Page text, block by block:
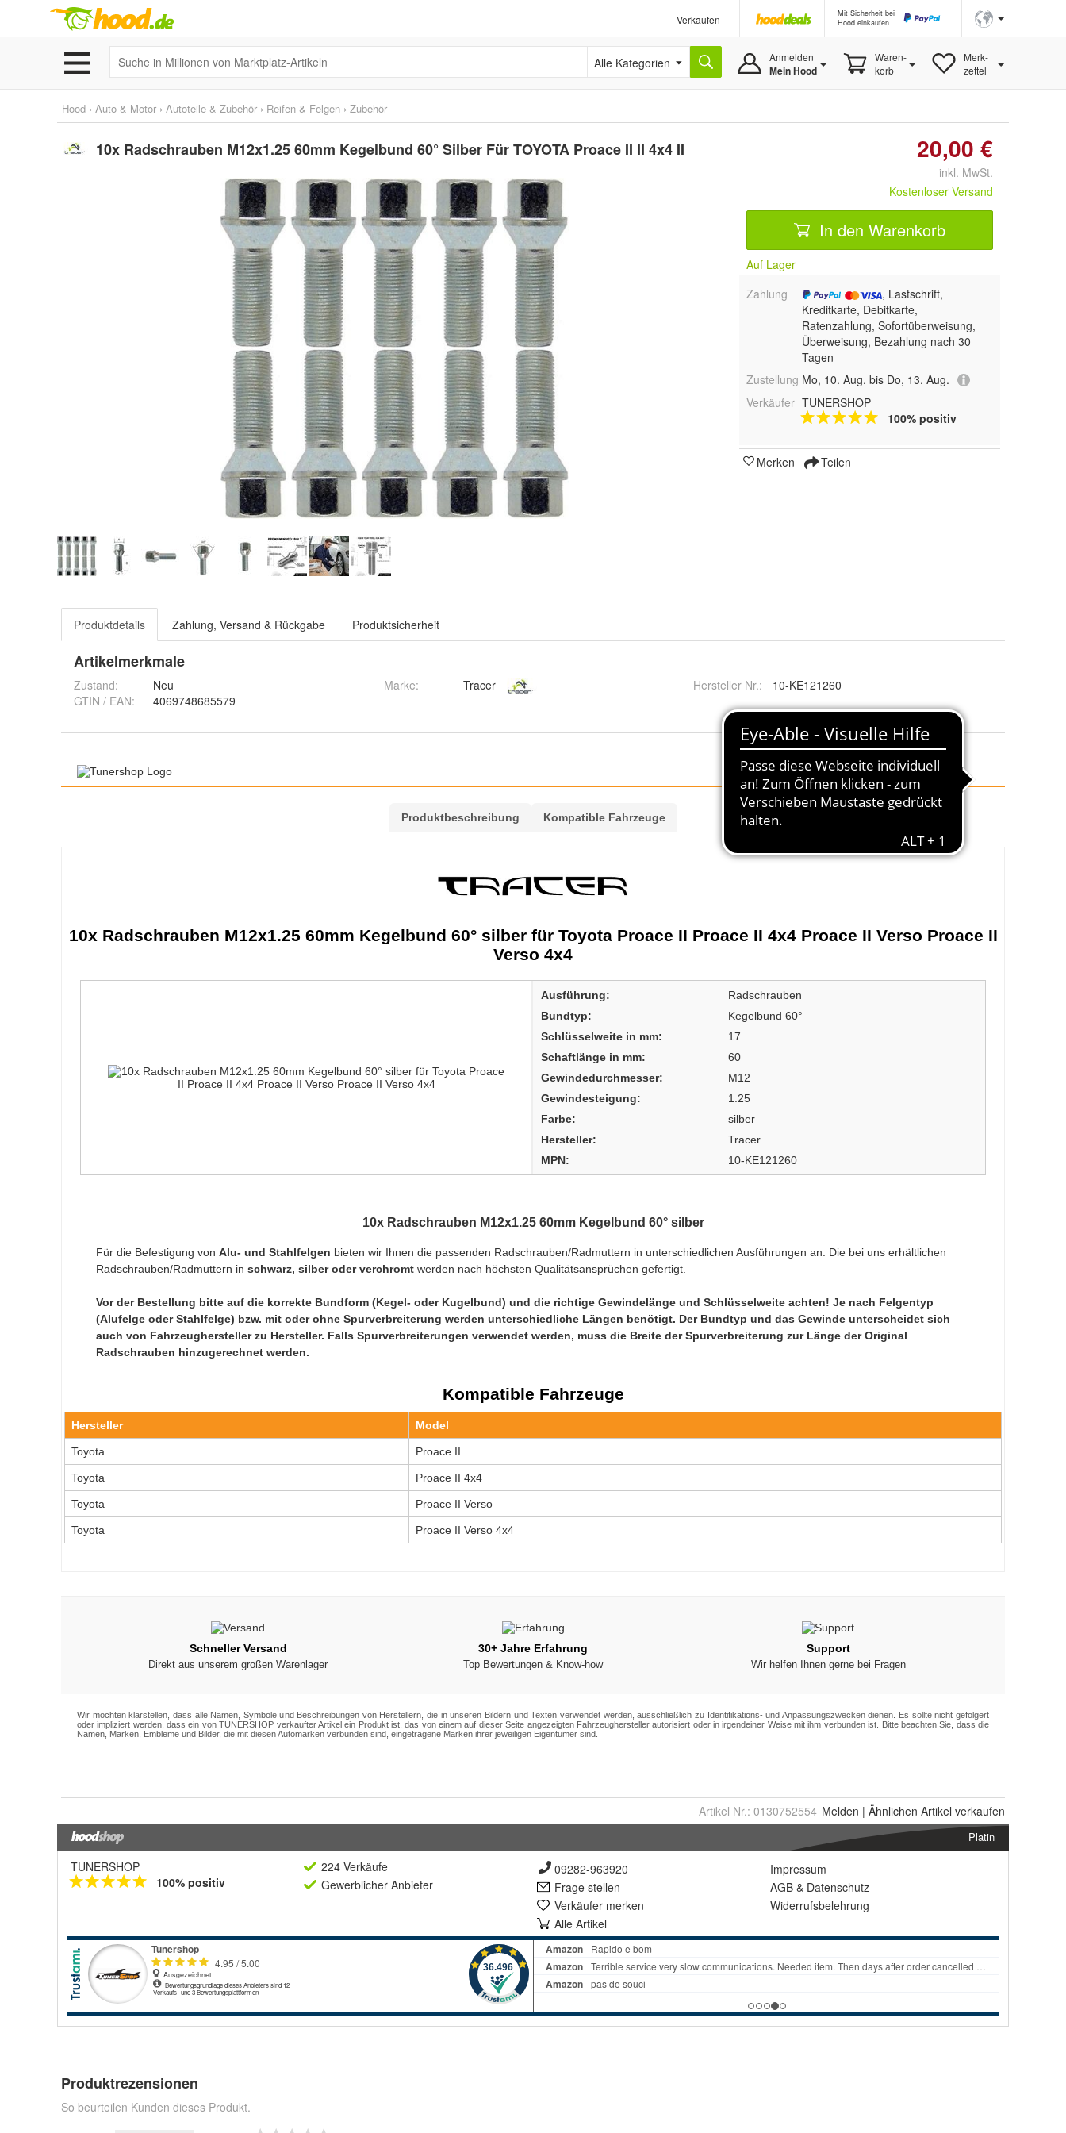
Verkaufen
Mit Sicherheit bei
Hood einkaufen
Alle Kategorien Anmelden
Mein Hood
Waren-
korb
Merk-
zettel
Hood › Auto & Motor › Autoteile & Zubehör › Reifen & Felgen › Zubehör
10x Radschrauben M12x1.25 60mm Kegelbund 60° Silber Für TOYOTA Proace II II 4x4 II 20,00 €
inkl. MwSt.
Kostenloser Versand
In den Warenkorb
Auf Lager
Zahlung
, Lastschrift,
Kreditkarte, Debitkarte,
Ratenzahlung, Sofortüberweisung,
Überweisung, Bezahlung nach 30
Tagen
Zustellung Mo, 10. Aug. bis Do, 13. Aug.
Verkäufer TUNERSHOP
100% positiv
Merken Teilen
Produktdetails Zahlung, Versand & Rückgabe Produktsicherheit
Artikelmerkmale
Zustand:
Neu
GTIN / EAN:
4069748685579
Marke: Tracer Hersteller Nr.: 10-KE121260
Artikel Nr.: 0130752554 Melden | Ähnlichen Artikel verkaufen
Platin
TUNERSHOP
100% positiv
224 Verkäufe
Gewerblicher Anbieter
09282-963920
Frage stellen
Verkäufer merken
Alle Artikel
Impressum
AGB & Datenschutz
Widerrufsbelehrung
Produktrezensionen
So beurteilen Kunden dieses Produkt.